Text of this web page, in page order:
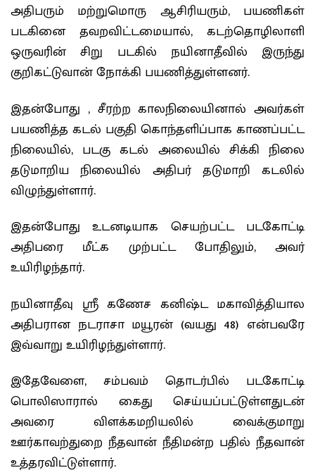
அதிபரும் மற்றுமொரு ஆசிரியரும், பயணிகள்
படகினை தவறவிட்டமையால், கடற்தொழிலாளி
ஒருவரின் சிறு படகில் நயினாதீவில் இருந்து
குறிகட்டுவான் நோக்கி பயணித்துள்ளனர்.
இதன்போது , சீரற்ற காலநிலையினால் அவர்கள்
பயணித்த கடல் பகுதி கொந்தளிப்பாக காணப்பட்ட
நிலையில், படகு கடல் அலையில் சிக்கி நிலை
தடுமாறிய நிலையில் அதிபர் தடுமாறி கடலில்
விழுந்துள்ளார்.
இதன்போது உடனடியாக செயற்பட்ட படகோட்டி
அதிபரை மீட்க முற்பட்ட போதிலும், அவர்
உயிரிழந்தார்.
நயினாதீவு ஶ்ரீ கணேச கனிஷ்ட மகாவித்தியால
அதிபரான நடராசா மயூரன் (வயது 48) என்பவரே
இவ்வாறு உயிரிழந்துள்ளார்.
இதேவேளை, சம்பவம் தொடர்பில் படகோட்டி
பொலிஸாரால் கைது செய்யப்பட்டுள்ளதுடன்
அவரை விளக்கமறியலில் வைக்குமாறு
ஊர்காவற்துறை நீதவான் நீதிமன்ற பதில் நீதவான்
உத்தரவிட்டுள்ளார்.